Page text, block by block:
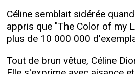
Céline semblait sidérée
appris que "The Color of my
plus de 10 000 000
Tout de brun vêtue, Céline